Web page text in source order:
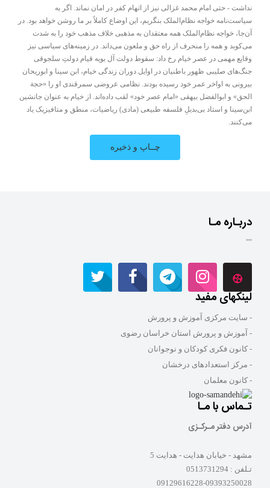
نداشت - حتی امام محمد غزالی نیز از اتهام کفر در امان نماند. اگر به
سیاست‌نامه خواجه نظام‌الملک بنگریم، این اوضاع کاملاً بر ما روشن خواهد بود. در
آن‌جا، خواجه نظام‌الملک همه معتقدان به مذهبی خلاف مذهب خود را به شدت
می‌کوبد و همه را منحرف از راه حق و ملعون می‌داند. در زمینه‌های سیاسی نیز
وقایع مهمی در عصر خیام رخ داد: سقوط دولت آل بویه قیام دولتِ سلجوقی
جنگ‌های صلیبی ظهور باطنیان در اوایل دوران زندگی خیام، ابن سینا و ابوریحان
بیرونی به اواخر عمر خود رسیده بودند. نظامی عروضی سمرقندی او را «حجة
الحق» و ابوالفضل بیهقی «امام عصر خود» لقب داده‌اند. از خیام به عنوان جانشین
ابن‌سینا و استاد بی‌بدیلِ فلسفه طبیعی (مادی) ریاضیات، منطق و متافیزیک یاد
می‌کنند.
دربـاره مـا
""
لینکهای مفید
- سایت مرکزی آموزش و پرورش
- آموزش و پرورش استان خراسان رضوی
- کانون فکری کودکان و نوجوانان
- مرکز استعدادهای درخشان
- کانون معلمان
تـماس با مـا
آدرس دفتر مـرکـزی
مشهد - خیابان هدایت - هدایت 5
تـلفن : 0513731294
09129616228-09393250028